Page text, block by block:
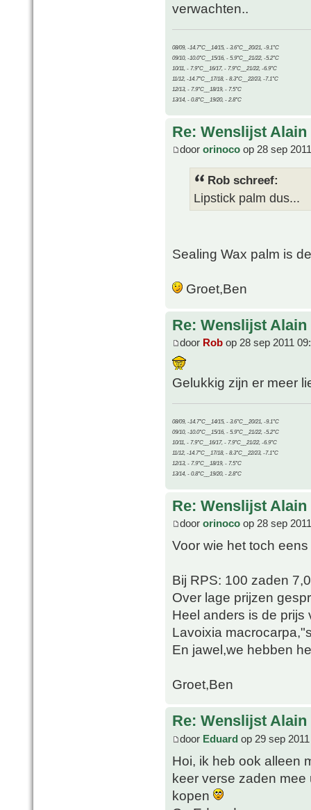
verwachten..
08/09, -14.7°C__14/15, - 3.6°C__20/21, -9.1°C
09/10, -10.0°C__15/16, - 5.9°C__21/22, -5.2°C
10/11, - 7.9°C__16/17, - 7.9°C__21/22, -6.9°C
11/12, -14.7°C__17/18, - 8.3°C__22/23, -7.1°C
12/13, - 7.9°C__18/19, - 7.5°C
13/14, - 0.8°C__19/20, - 2.8°C
Re: Wenslijst Alain
door orinoco op 28 sep
Rob schreef:
Lipstick palm dus...
Sealing Wax palm is
Groet,Ben
Re: Wenslijst Alain
door Rob op 28 sep 2011
Gelukkig zijn er meer
08/09, -14.7°C__14/15, - 3.6°C__20/21, -9.1°C
09/10, -10.0°C__15/16, - 5.9°C__21/22, -5.2°C
10/11, - 7.9°C__16/17, - 7.9°C__21/22, -6.9°C
11/12, -14.7°C__17/18, - 8.3°C__22/23, -7.1°C
12/13, - 7.9°C__18/19, - 7.5°C
13/14, - 0.8°C__19/20, - 2.8°C
Re: Wenslijst Alain
door orinoco op 28 sep
Voor wie het toch
Bij RPS: 100 zaden
Over lage prijzen
Heel anders is de
Lavoixia
En jawel,we hebben
Groet,Ben
Re: Wenslijst Alain
door Eduard op 29 sep
Hoi, ik heb ook alleen
keer verse zaden mee
kopen